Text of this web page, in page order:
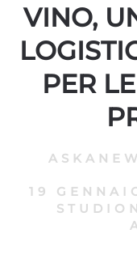
VINO,
PER
19